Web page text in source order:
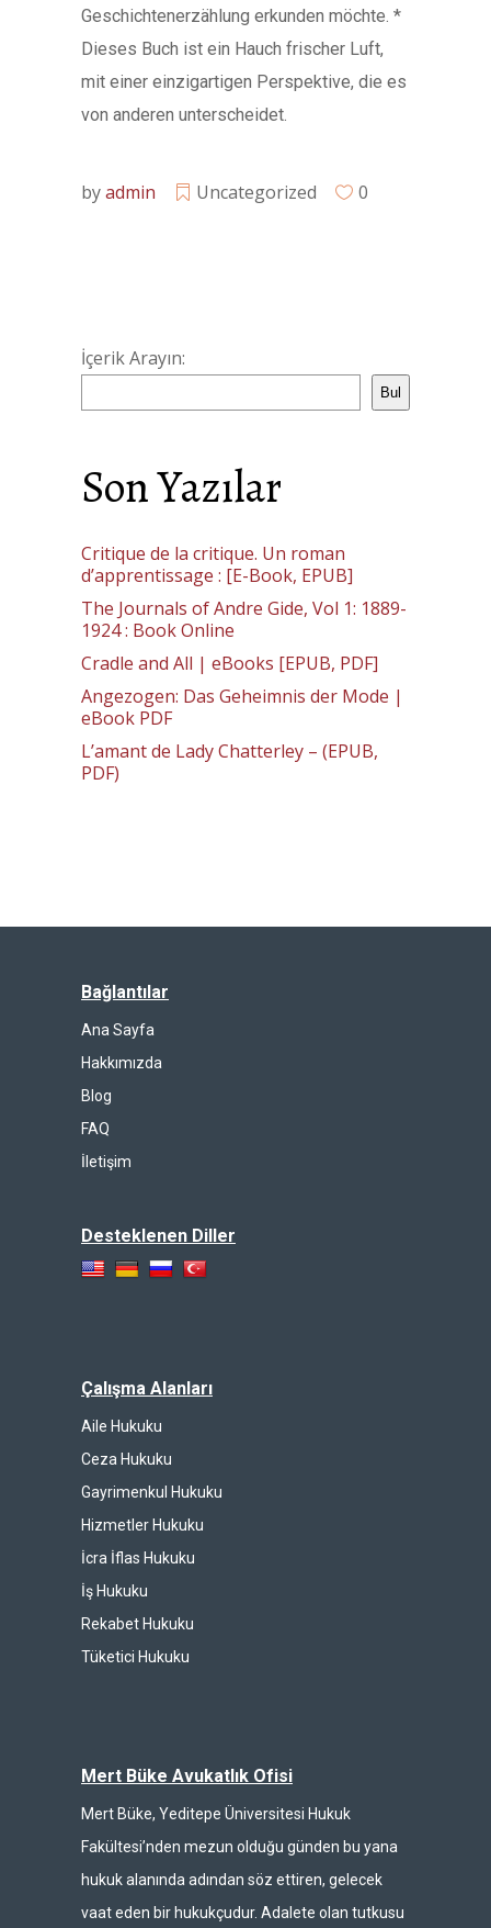
Geschichtenerzählung erkunden möchte. *
Dieses Buch ist ein Hauch frischer Luft,
mit einer einzigartigen Perspektive, die es
von anderen unterscheidet.
byadmin Uncategorized 0
İçerik Arayın:
Bul
Son Yazılar
Critique de la critique. Un roman
d’apprentissage : [E-Book, EPUB]
The Journals of Andre Gide, Vol 1: 1889-
1924 : Book Online
Cradle and All | eBooks [EPUB, PDF]
Angezogen: Das Geheimnis der Mode |
eBook PDF
L’amant de Lady Chatterley – (EPUB,
PDF)
Bağlantılar
Ana Sayfa
Hakkımızda
Blog
FAQ
İletişim
Desteklenen Diller
Çalışma Alanları
Aile Hukuku
Ceza Hukuku
Gayrimenkul Hukuku
Hizmetler Hukuku
İcra İflas Hukuku
İş Hukuku
Rekabet Hukuku
Tüketici Hukuku
Mert Büke Avukatlık Ofisi
Mert Büke, Yeditepe Üniversitesi Hukuk
Fakültesi’nden mezun olduğu günden bu yana
hukuk alanında adından söz ettiren, gelecek
vaat eden bir hukukçudur. Adalete olan tutkusu